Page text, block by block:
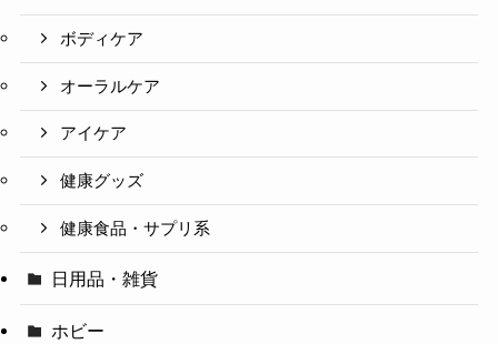
ボディケア
オーラルケア
アイケア
健康グッズ
健康食品・サプリ系
日用品・雑貨
ホビー